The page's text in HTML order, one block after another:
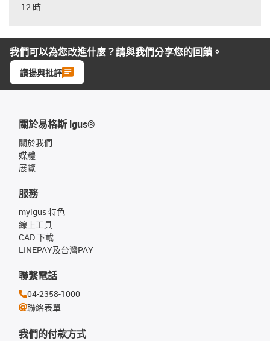
12 時
我們可以為您改進什麼？請與我們分享您的回饋。
讚揚與批評
關於易格斯 igus®
關於我們
媒體
展覽
我們的付款方式
服務
myigus 特色
線上工具
CAD 下載
LINEPAY及台灣PAY
聯繫電話
04-2358-1000
聯絡表單